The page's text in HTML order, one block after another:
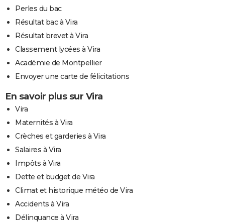
Perles du bac
Résultat bac à Vira
Résultat brevet à Vira
Classement lycées à Vira
Académie de Montpellier
Envoyer une carte de félicitations
En savoir plus sur Vira
Vira
Maternités à Vira
Crèches et garderies à Vira
Salaires à Vira
Impôts à Vira
Dette et budget de Vira
Climat et historique météo de Vira
Accidents à Vira
Délinquance à Vira